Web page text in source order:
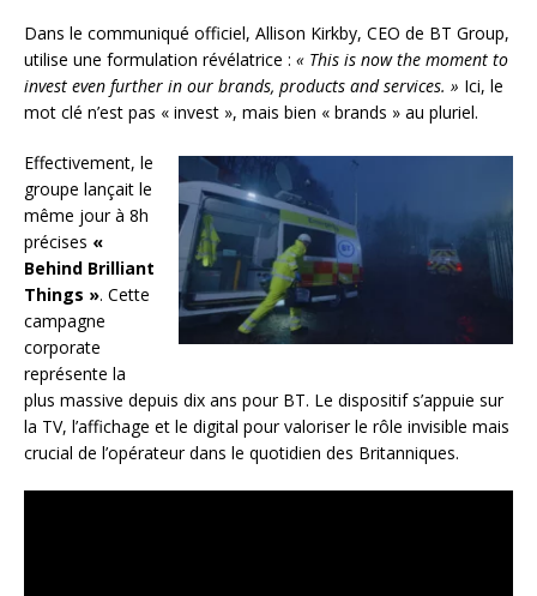
Dans le communiqué officiel, Allison Kirkby, CEO de BT Group,
utilise une formulation révélatrice : « This is now the moment to
invest even further in our brands, products and services. » Ici, le
mot clé n’est pas « invest », mais bien « brands » au pluriel.
Effectivement, le
groupe lançait le
même jour à 8h
précises «
Behind Brilliant
Things ». Cette
campagne
corporate
représente la
plus massive depuis dix ans pour BT. Le dispositif s’appuie sur
la TV, l’affichage et le digital pour valoriser le rôle invisible mais
crucial de l’opérateur dans le quotidien des Britanniques.